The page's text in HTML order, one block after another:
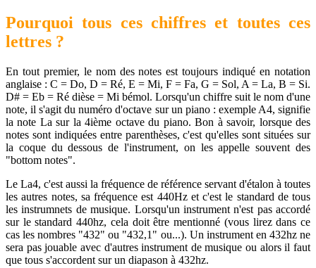
Pourquoi tous ces chiffres et toutes ces
lettres ?
En tout premier, le nom des notes est toujours indiqué en notation
anglaise : C = Do, D = Ré, E = Mi, F = Fa, G = Sol, A = La, B = Si.
D# = Eb = Ré dièse = Mi bémol. Lorsqu'un chiffre suit le nom d'une
note, il s'agit du numéro d'octave sur un piano : exemple A4, signifie
la note La sur la 4ième octave du piano. Bon à savoir, lorsque des
notes sont indiquées entre parenthèses, c'est qu'elles sont situées sur
la coque du dessous de l'instrument, on les appelle souvent des
"bottom notes".
Le La4, c'est aussi la fréquence de référence servant d'étalon à toutes
les autres notes, sa fréquence est 440Hz et c'est le standard de tous
les instrumnets de musique. Lorsqu'un instrument n'est pas accordé
sur le standard 440hz, cela doit être mentionné (vous lirez dans ce
cas les nombres "432" ou "432,1" ou...). Un instrument en 432hz ne
sera pas jouable avec d'autres instrument de musique ou alors il faut
que tous s'accordent sur un diapason à 432hz.